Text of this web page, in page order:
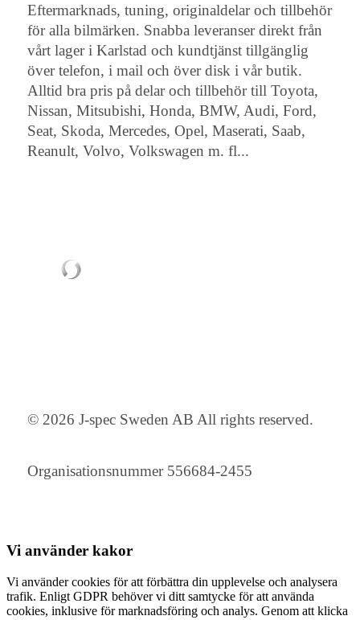
Eftermarknads, tuning, originaldelar och tillbehör
för alla bilmärken. Snabba leveranser direkt från
vårt lager i Karlstad och kundtjänst tillgänglig
över telefon, i mail och över disk i vår butik.
Alltid bra pris på delar och tillbehör till Toyota,
Nissan, Mitsubishi, Honda, BMW, Audi, Ford,
Seat, Skoda, Mercedes, Opel, Maserati, Saab,
Reanult, Volvo, Volkswagen m. fl...
© 2026 J-spec Sweden AB All rights reserved.
Organisationsnummer 556684-2455
Vi använder kakor
Vi använder cookies för att förbättra din upplevelse och analysera
trafik. Enligt GDPR behöver vi ditt samtycke för att använda
cookies, inklusive för marknadsföring och analys. Genom att klicka